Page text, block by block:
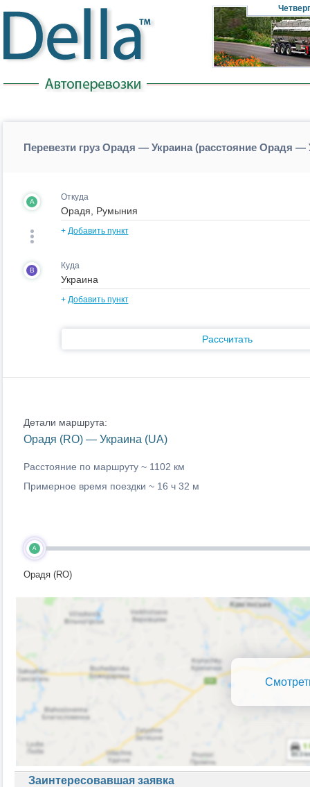
Четверг
Перевезти груз Орадя — Украина (расстояние Орадя —
A Откуда
+ Добавить пункт
B Куда
+ Добавить пункт
Рассчитать
Детали маршрута:
Орадя (RO) — Украина (UA)
Расстояние по маршруту ~ 1102 км
Примерное время поездки ~ 16 ч 32 м
A
Орадя (RO)
Заинтересовавшая заявка